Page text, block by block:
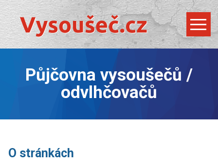
Půjčovna vysoušečů /
odvlhčovačů
O stránkách